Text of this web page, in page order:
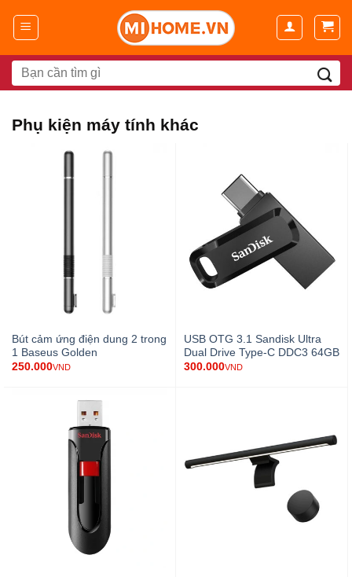
đến
dungSearch
for:
Phụ kiện máy tính khác
Bút cảm ứng điện dung 2 trong
1 Baseus Golden
250.000VND
USB OTG 3.1 Sandisk Ultra
Dual Drive Type-C DDC3 64GB
300.000VND